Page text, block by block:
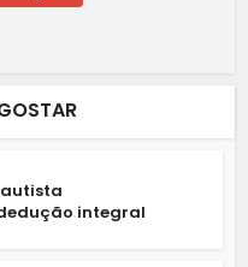
integral